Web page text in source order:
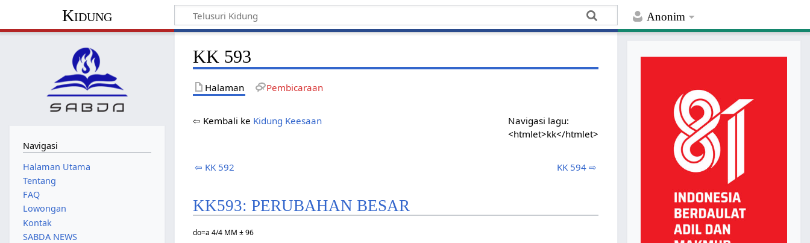
Anonim
Kidung
KK 593
Halaman Pembicaraan
Navigasi lagu:
<htmlet>kk</htmlet>
⇦ Kembali ke Kidung Keesaan
⇦ KK 592 KK 594 ⇨
KK593: PERUBAHAN BESAR
do=a 4/4 MM ± 96
Navigasi
Halaman Utama
Tentang
FAQ
Lowongan
Kontak
SABDA NEWS